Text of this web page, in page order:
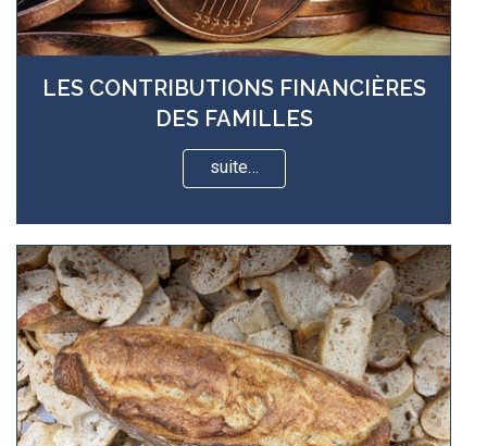
LES CONTRIBUTIONS FINANCIÈRES
DES FAMILLES
suite…